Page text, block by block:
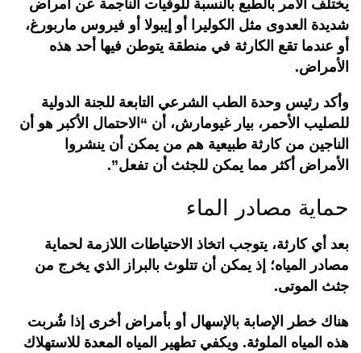
يختلف الأمر بالطبع بالنسبة للوفيات الناجمة عن أمراض
شديدة العدوى مثل الكوليرا أو إيبولا أو فيروس ماربورغ،
أو عندما تقع الكارثة في منطقة يتوطن فيها أحد هذه
الأمراض.
وأكد رئيس وحدة الطب الشرعي التابعة للجنة الدولية
للصليب الأحمر، بيار غيومارش، أن “الاحتمال الأكبر هو أن
الناجين من كارثة طبيعية هم من يمكن أن ينشروا
الأمراض أكثر مما يمكن للجثث أن تفعل”.
حماية مصادر الماء
بعد أي كارثة، يتوجب اتخاذ الاحتياطات اللازمة لحماية
مصادر المياه؛ إذ يمكن أن تتلوث بالبراز الذي يخرج من
جثث الموتى.
هناك خطر الإصابة بالإسهال أو بأمراض أخرى إذا شُربت
هذه المياه الملوثة. ويكفي تطهير المياه المعدة للاستهلاك